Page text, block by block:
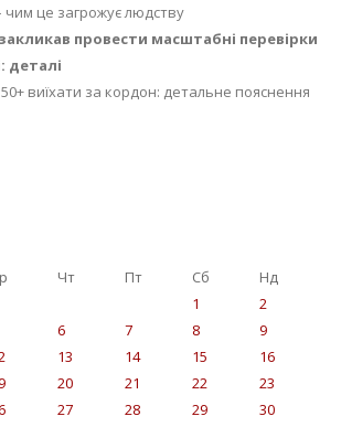
чим це загрожує людству
провести масштабні перевірки
деталі
виїхати за кордон: детальне пояснення
Чт Пт Сб
Нд
1
2
6 7 8
9
13 14 15
16
20 21 22
23
27 28 29 30